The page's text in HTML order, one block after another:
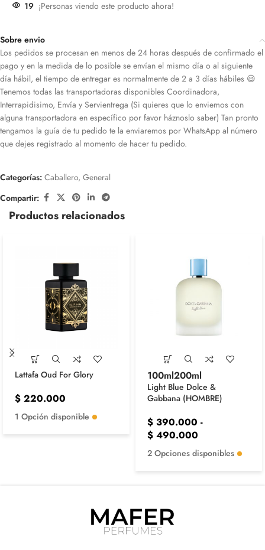
19 ¡Personas viendo este producto ahora!
Sobre envio
Los pedidos se procesan en menos de 24 horas después de confirmado el
pago y en la medida de lo posible se envían el mismo día o al siguiente
día hábil, el tiempo de entregar es normalmente de 2 a 3 días hábiles 😃
Tenemos todas las transportadoras disponibles Coordinadora,
Interrapidisimo, Envía y Servientrega (Si quieres que lo enviemos con
alguna transportadora en específico por favor háznoslo saber) Tan pronto
tengamos la guía de tu pedido te la enviaremos por WhatsApp al número
que dejes registrado al momento de hacer tu pedido.
Categorías: Caballero, General
Compartir:
Productos relacionados
Lattafa Oud For Glory
$ 220.000
1 Opción disponible
100ml200ml
Light Blue Dolce &
Gabbana (HOMBRE)
$ 390.000 -
$ 490.000
2 Opciones disponibles